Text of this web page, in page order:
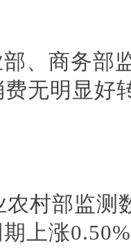
、商务部
费无明显好
农村部监测
上涨